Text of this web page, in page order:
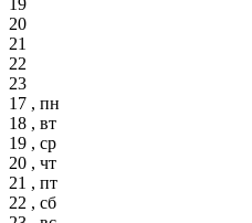
20
21
22
23
17 , пн
18 , вт
19 , ср
20 , чт
21 , пт
22 , сб